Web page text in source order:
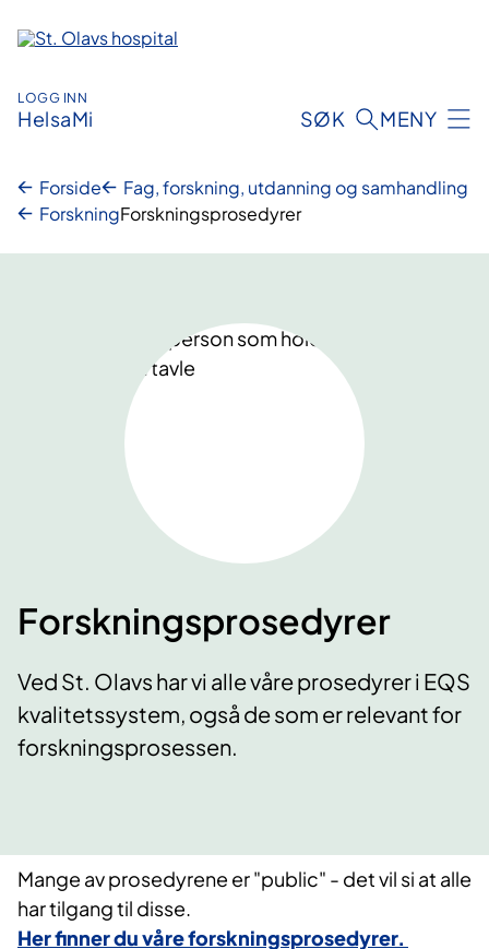
innhold
LOGG INN
HelsaMi SØK MENY
Forside
Fag, forskning, utdanning og samhandling
ForskningForskningsprosedyrer
Forskningsprosedyrer
Ved St. Olavs har vi alle våre prosedyrer i EQS
kvalitetssystem, også de som er relevant for
forskningsprosessen.
Mange av prosedyrene er "public" - det vil si at alle
har tilgang til disse.
Her finner du våre forskningsprosedyrer.